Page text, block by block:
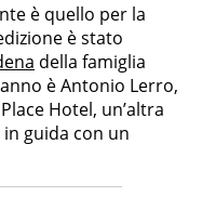
è quello per la
è stato
della famiglia
è Antonio Lerro,
Hotel, un’altra
guida con un